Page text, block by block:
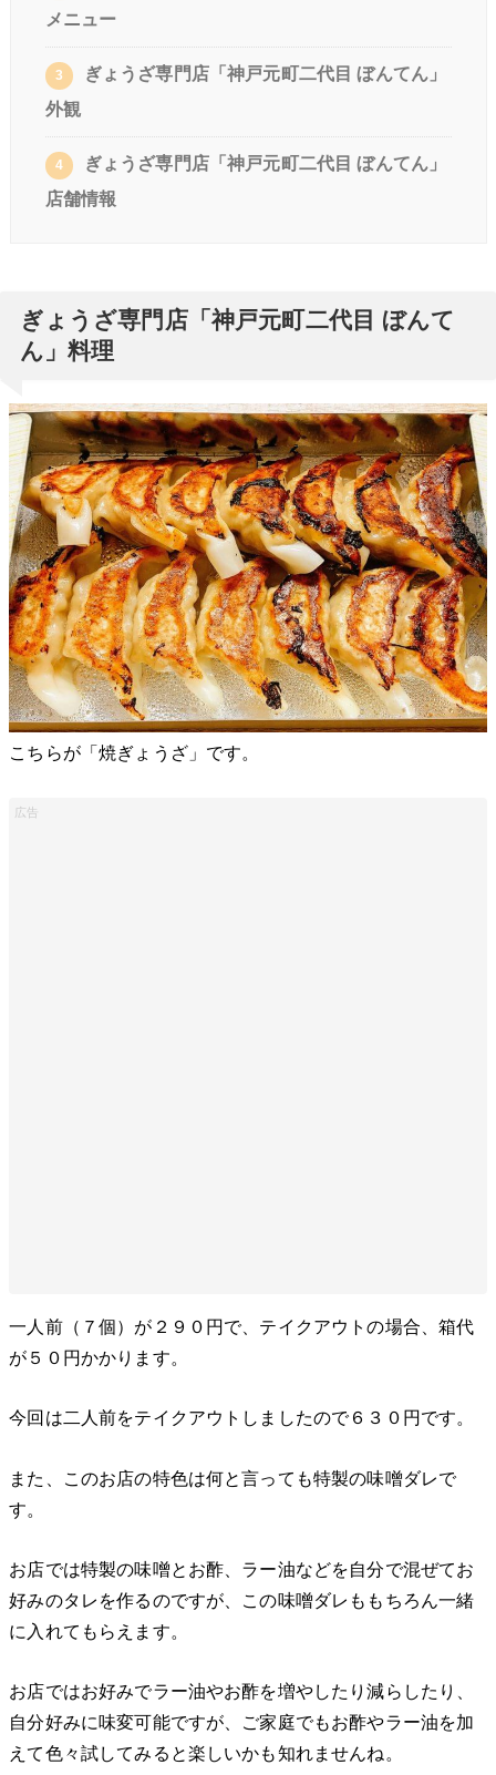
メニュー
3
ぎょうざ専門店「神戸元町二代目 ぼんてん」
外観
4
ぎょうざ専門店「神戸元町二代目 ぼんてん」
店舗情報
ぎょうざ専門店「神戸元町二代目 ぼんて
ん」料理
こちらが「焼ぎょうざ」です。
一人前（７個）が２９０円で、テイクアウトの場合、箱代
が５０円かかります。
今回は二人前をテイクアウトしましたので６３０円です。
また、このお店の特色は何と言っても特製の味噌ダレで
す。
お店では特製の味噌とお酢、ラー油などを自分で混ぜてお
好みのタレを作るのですが、この味噌ダレももちろん一緒
に入れてもらえます。
お店ではお好みでラー油やお酢を増やしたり減らしたり、
自分好みに味変可能ですが、ご家庭でもお酢やラー油を加
えて色々試してみると楽しいかも知れませんね。